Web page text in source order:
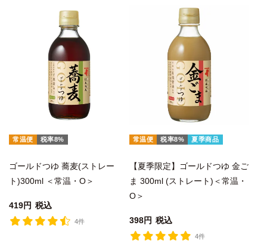
常温便 税率8%
ゴールドつゆ 蕎麦(ストレー
ト)300ml ＜常温・O＞
419 税込
4件
常温便 税率8% 夏季商品
【夏季限定】ゴールドつゆ 金ご
ま 300ml (ストレート)＜常温・
O＞
398 税込
4件